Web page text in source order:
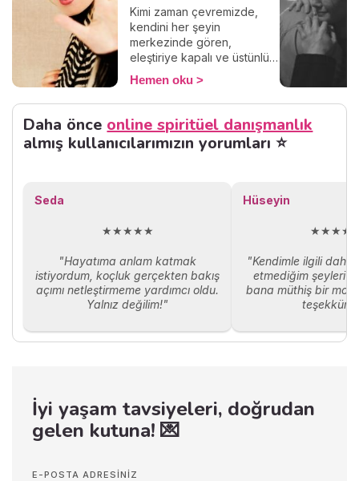
yeniden güç bul. 💪 İşte
arada bir açıp bakmalık 20
maddelik motivasyon sözleri
listesi!
Kimi zaman çevremizde,
kendini her şeyin
merkezinde gören,
eleştiriye kapalı ve üstünlük
hissiyle hareket eden
insanlarla karşılaşırız. Bu
davranışlar sadece bir kişilik
özelliği mi, yoksa altında
yatan daha derin psikolojik
bir durum olabilir mi? İşte bu
yazıda, megaloman kişilik
psikolojik kökenlerini ve bu
ele alacağız.
Hemen oku
Daha önce online spiritüel danışmanlık
almış kullanıcılarımızın yorumları ⭐
Seda
★★★★★
"Hayatıma anlam katmak
istiyordum, koçluk gerçekten bakış
açımı netleştirmeme yardımcı oldu.
Yalnız değilim!"
Hüseyin
"Kendimle ilgili daha
etmediğim şeyleri
bana müthiş bir
İyi yaşam tavsiyeleri, doğrudan
gelen kutuna! 💌
E-POSTA ADRESINIZ